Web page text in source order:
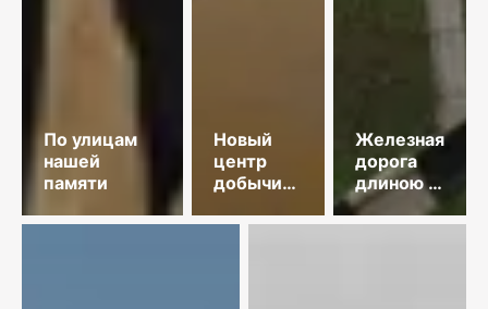
По улицам
нашей
памяти
Новый
центр
добычи
Железная
дорога
длиною в
35 лет